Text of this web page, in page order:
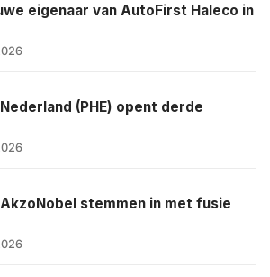
eigenaar van AutoFirst Haleco in
(PHE) opent derde
stemmen in met fusie